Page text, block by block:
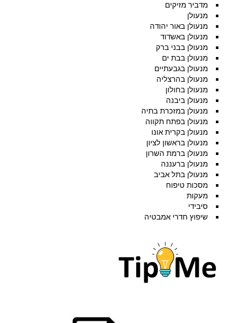
מדביר מזיקים
מנעולן
מנעולן באור יהודה
מנעולן באשדוד
מנעולן בבני ברק
מנעולן בבת ים
מנעולן בגבעתיים
מנעולן בהרצליה
מנעולן בחולון
מנעולן ביבנה
מנעולן במזכרת בתיה
מנעולן בפתח תקווה
מנעולן בקרית אונו
מנעולן בראשון לציון
מנעולן ברמת השרון
מנעולן ברעננה
מנעולן בתל אביב
מסכות טיפוח
מעקות
סיבידי
שיפוץ חדרי אמבטיה